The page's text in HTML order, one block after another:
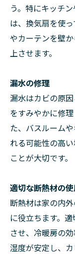
う。特にキッチ
は、換気扇を使
やカーテンを壁
上させます。
漏水の修理
漏水はカビの原
をすみやかに修
た、バスルーム
れる可能性の高
ことが大切です。
適切な断熱材の
断熱材は家の内
に役立ちます。
させ、冷暖房の
湿度が安定し、カ